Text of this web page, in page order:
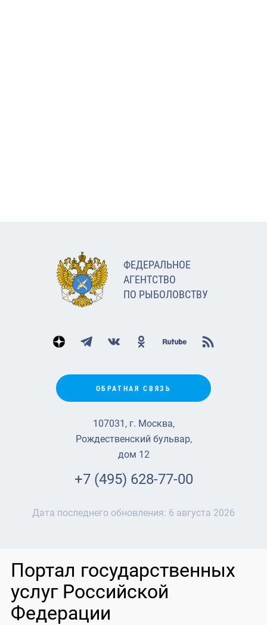
ФЕДЕРАЛЬНОЕ
АГЕНТСТВО
ПО РЫБОЛОВСТВУ
ОБРАТНАЯ СВЯЗЬ
107031, г. Москва,
Рождественский бульвар,
дом 12
+7 (495) 628-77-00
Дата последнего обновления: 6 августа 2026
Портал государственных
услуг Российской
Федерации